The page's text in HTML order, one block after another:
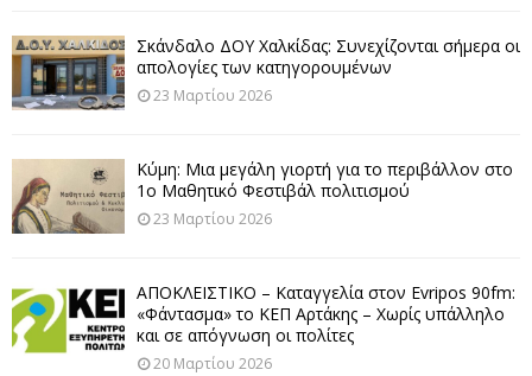
Σκάνδαλο ΔΟΥ Χαλκίδας: Συνεχίζονται σήμερα οι
απολογίες των κατηγορουμένων
23 Μαρτίου 2026
Κύμη: Μια μεγάλη γιορτή για το περιβάλλον στο
1ο Μαθητικό Φεστιβάλ πολιτισμού
23 Μαρτίου 2026
ΑΠΟΚΛΕΙΣΤΙΚΟ – Καταγγελία στον Evripos 90fm:
«Φάντασμα» το ΚΕΠ Αρτάκης – Χωρίς υπάλληλο
και σε απόγνωση οι πολίτες
20 Μαρτίου 2026